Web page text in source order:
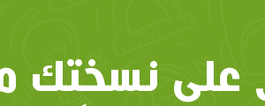
على نسختك